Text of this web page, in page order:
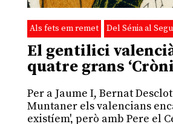
Als fets em remet Del Sénia al
El gentilici
quatre grans
Per a Jaume I, Bernat
Muntaner els valencians
existíem', però amb Pere el